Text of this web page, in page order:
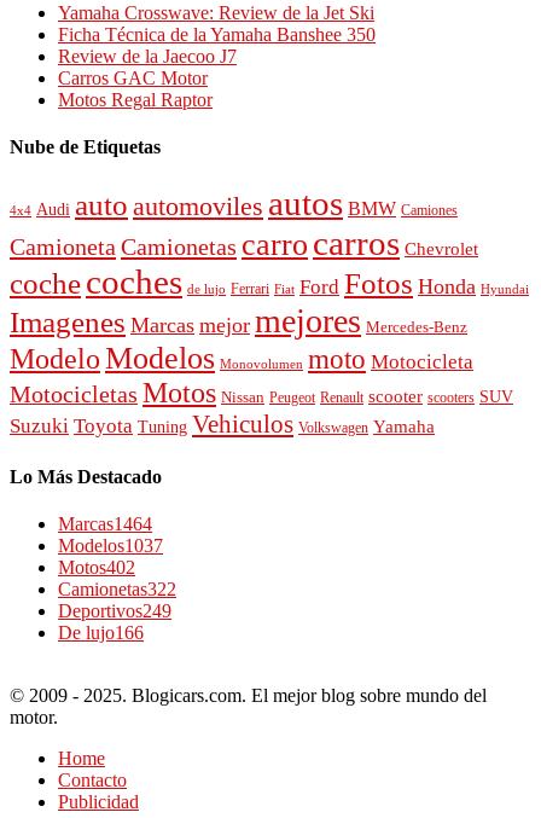
Yamaha Crosswave: Review de la Jet Ski
Ficha Técnica de la Yamaha Banshee 350
Review de la Jaecoo J7
Carros GAC Motor
Motos Regal Raptor
Nube de Etiquetas
4x4 Audi auto automoviles autos BMW Camiones
CamionetaCamionetas carro carros Chevrolet
cochecoches de lujo Ferrari Fiat Ford Fotos Honda Hyundai
Imagenes Marcas mejor mejores Mercedes-Benz
ModeloModelos Monovolumen moto Motocicleta
Motocicletas Motos Nissan Peugeot Renault scooter scooters SUV
Suzuki Toyota Tuning Vehiculos Volkswagen Yamaha
Lo Más Destacado
Marcas1464
Modelos1037
Motos402
Camionetas322
Deportivos249
De lujo166
© 2009 - 2025. Blogicars.com. El mejor blog sobre mundo del
motor.
Home
Contacto
Publicidad